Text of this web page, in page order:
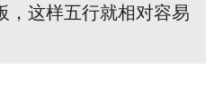
，这样五行就相对容易